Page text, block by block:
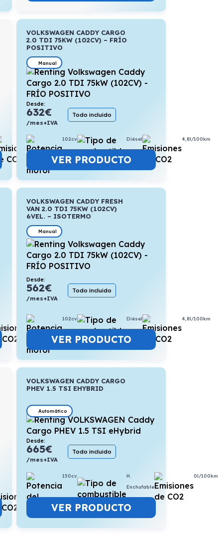
5,4l/100km
VOLKSWAGEN CADDY CARGO
2.0 TDI 75KW (102CV) – FRÍO
POSITIVO
Manual
Desde:
632€
/mes+IVA
Todo incluido
102cv Diésel 4,8l/100km
VER PRODUCTO
7,6l/100km
VOLKSWAGEN CADDY FRESH
VAN 2.0 TDI 75KW (102CV)
6VEL. – ISOTERMO
Manual
Desde:
562€
/mes+IVA
Todo incluido
102cv Diésel 4,8l/100km
VER PRODUCTO
5,4l/100km
VOLKSWAGEN CADDY CARGO
PHEV 1.5 TSI EHYBRID
Automático
Desde:
665€
/mes+IVA
Todo incluido
150cv
H.
Enchufable
0l/100km
VER PRODUCTO